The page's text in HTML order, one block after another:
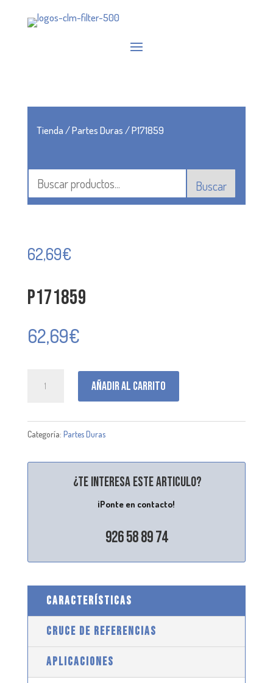
Tienda/Partes Duras/ P171859
Buscar
62,69€
P171859
62,69€
Añadir al carrito
Categoría: Partes Duras
¿Te interesa este articulo?
¡Ponte en contacto!
926 58 89 74
CARACTERÍSTICAS
CRUCE DE REFERENCIAS
APLICACIONES